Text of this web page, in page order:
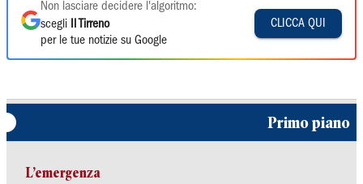
Non lasciare decidere l'algoritmo:
scegli
Il Tirreno
per le tue notizie su Google
CLICCA QUI
Primo piano
L’emergenza